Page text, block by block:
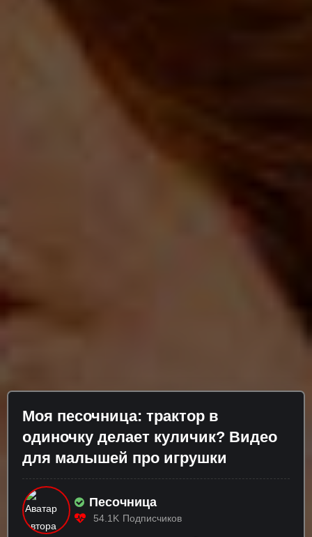
Моя песочница: трактор в
одиночку делает куличик? Видео
для малышей про игрушки
Песочница
54.1K Подписчиков